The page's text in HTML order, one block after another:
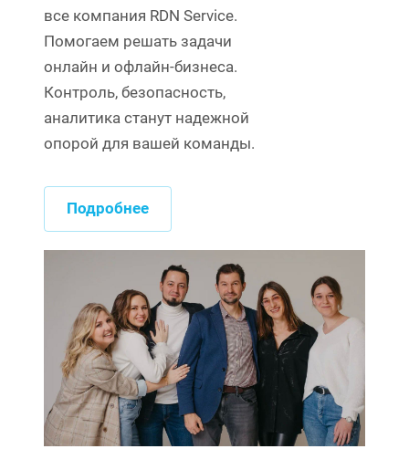
все компания RDN Service.
Помогаем решать задачи
онлайн и офлайн-бизнеса.
Контроль, безопасность,
аналитика станут надежной
опорой для вашей команды.
Подробнее